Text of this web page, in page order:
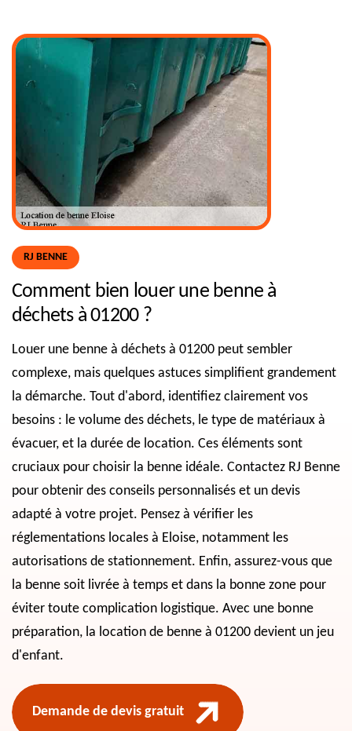
RJ BENNE
Comment bien louer une benne à
déchets à 01200 ?
Louer une benne à déchets à 01200 peut sembler
complexe, mais quelques astuces simplifient grandement
la démarche. Tout d'abord, identifiez clairement vos
besoins : le volume des déchets, le type de matériaux à
évacuer, et la durée de location. Ces éléments sont
cruciaux pour choisir la benne idéale. Contactez RJ Benne
pour obtenir des conseils personnalisés et un devis
adapté à votre projet. Pensez à vérifier les
réglementations locales à Eloise, notamment les
autorisations de stationnement. Enfin, assurez-vous que
la benne soit livrée à temps et dans la bonne zone pour
éviter toute complication logistique. Avec une bonne
préparation, la location de benne à 01200 devient un jeu
d'enfant.
Demande de devis gratuit